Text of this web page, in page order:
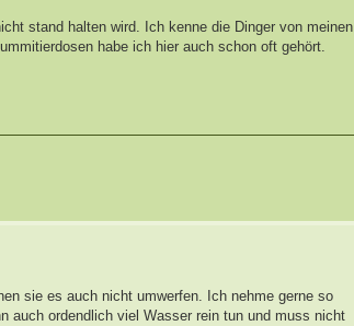
stand halten wird. Ich kenne die Dinger von meinen
habe ich hier auch schon oft gehört.
sie es auch nicht umwerfen. Ich nehme gerne so
auch ordendlich viel Wasser rein tun und muss nicht